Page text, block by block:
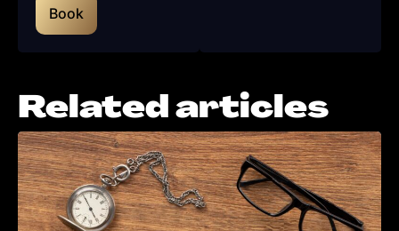
Book
Related articles